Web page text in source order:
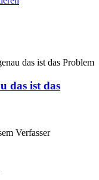
das ist das
Verfasser